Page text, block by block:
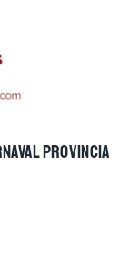
PROVINCIA